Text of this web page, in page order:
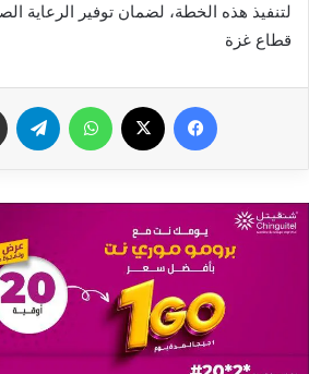
لتنفيذ هذه الخطة، لضمان توفير الرعاية
قطاع غزة
فيسبوك واتساب